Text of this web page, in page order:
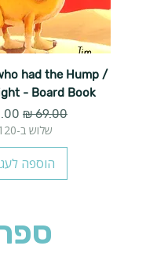
had the Hump /
- Board Book
מחיר רגיל
שלוש ב-₪120
הוספה